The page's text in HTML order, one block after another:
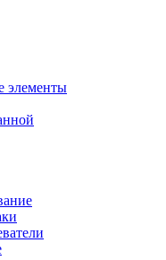
элементы